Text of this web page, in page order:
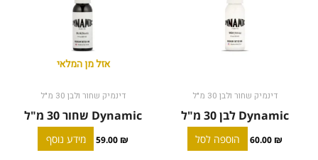
דינמיק שחור ולבן 30 מ"ל
Dynamic לבן 30 מ"ל
60.00 ₪ הוספה לסל
אזל מן המלאי
דינמיק שחור ולבן 30 מ"ל
Dynamic שחור 30 מ"ל
59.00 ₪ מידע נוסף